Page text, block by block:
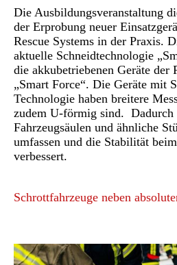
Die Ausbildungsveranstaltung
der Erprobung neuer
Rescue Systems in der Praxis.
aktuelle Schneidtechnologie
die akkubetriebenen Geräte der
„Smart Force“. Die Geräte mit
Technologie haben breitere
zudem U-förmig sind. Dadurch
Fahrzeugsäulen und ähnliche
umfassen und die Stabilität
verbessert.
Schrottfahrzeuge neben